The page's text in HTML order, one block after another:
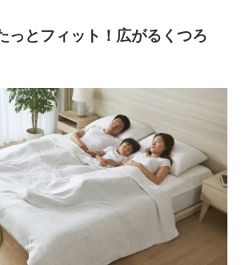
っとフィット！広がるくつろ